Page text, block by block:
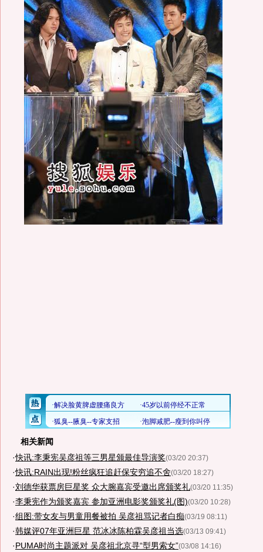
相关新闻
·快讯:李秉宪吴彦祖等三男星颁最佳导演奖(03/20 20:37)
·快讯:RAIN出现!粉丝疯狂追赶保安穷追不舍(03/20 18:27)
·刘德华获票房巨星奖 众大腕嘉宾受邀出席颁奖礼(03/20 11:35)
·李秉宪作为颁奖嘉宾 参加亚洲电影奖颁奖礼(图)(03/20 10:28)
·组图:带女友与男童用餐被拍 吴彦祖骂记者白痴(03/19 08:11)
·韩媒评07年亚洲巨星 范冰冰陈柏霖吴彦祖当选(03/13 09:41)
·PUMA时尚主题派对 吴彦祖北京寻“型男索女”(03/08 14:16)